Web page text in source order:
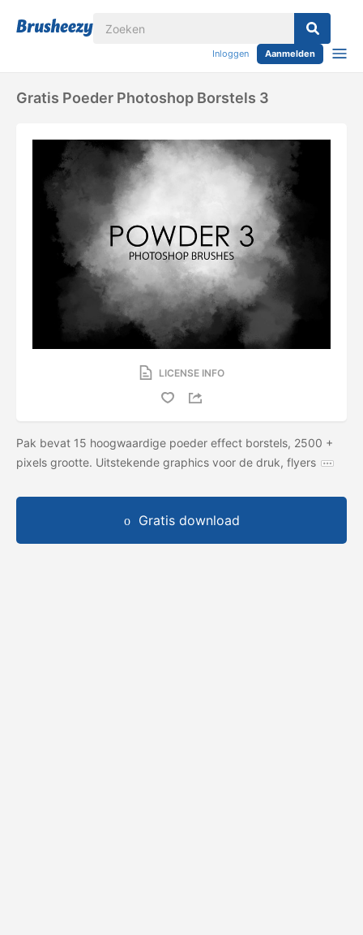
Inloggen Aanmelden
Gratis Poeder Photoshop Borstels 3
LICENSE INFO
Pak bevat 15 hoogwaardige poeder effect borstels, 2500 +
pixels grootte. Uitstekende graphics voor de druk, flyers
Gratis download